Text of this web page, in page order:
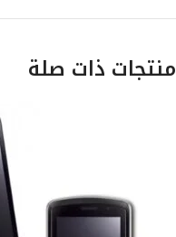
منتجات ذات صلة